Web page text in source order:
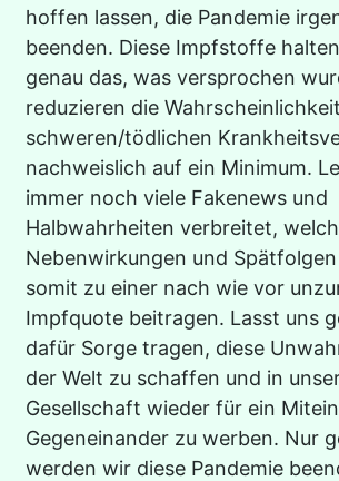
hoffen lassen, die Pandemie
beenden. Diese Impfstoffe
genau das, was versprochen
reduzieren die
schweren/tödlichen
nachweislich auf ein Minimum.
immer noch viele Fakenews und
Halbwahrheiten verbreitet,
Nebenwirkungen und
somit zu einer nach wie vor
Impfquote beitragen. Lasst uns
dafür Sorge tragen, diese
der Welt zu schaffen und in
Gesellschaft wieder für ein
Gegeneinander zu werben. Nur
werden wir diese Pandemie